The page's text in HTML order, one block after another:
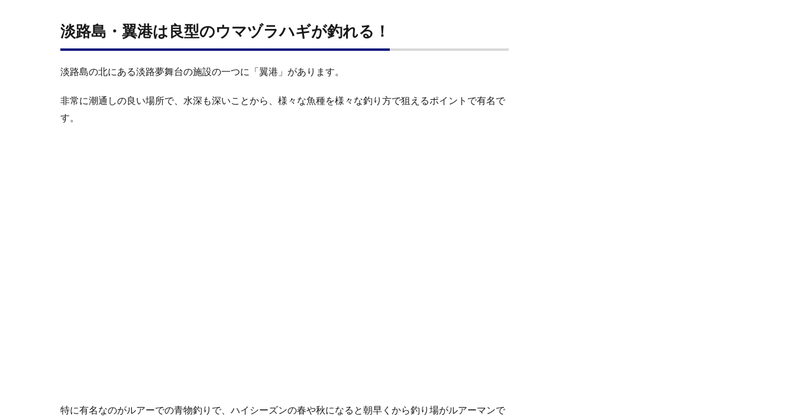
淡路島・翼港は良型のウマヅラハギが釣れる！
淡路島の北にある淡路夢舞台の施設の一つに「翼港」があります。
非常に潮通しの良い場所で、水深も深いことから、様々な魚種を様々な釣り方で狙えるポイントで有名で
す。
特に有名なのがルアーでの青物釣りで、ハイシーズンの春や秋になると朝早くから釣り場がルアーマンで